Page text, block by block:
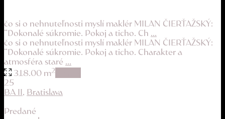
čo si o nehnuteľnosti myslí maklér MILAN ČIERŤAŽSKÝ:
“Dokonalé súkromie. Pokoj a ticho. Ch ...
čo si o nehnuteľnosti myslí maklér MILAN ČIERŤAŽSKÝ:
“Dokonalé súkromie. Pokoj a ticho. Charakter a
atmosféra staré ...
318.00 m2
25
BA II, Bratislava
Predané